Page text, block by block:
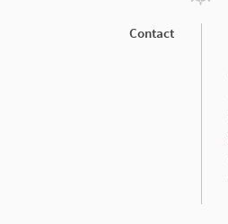
Contact